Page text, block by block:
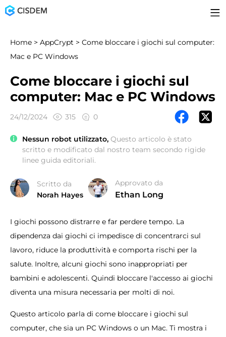
Home > AppCrypt > Come bloccare i giochi sul computer:
Mac e PC Windows
Come bloccare i giochi sul
computer: Mac e PC Windows
24/12/2024 315 0
Nessun robot utilizzato, Questo articolo è stato
scritto e modificato dal nostro team secondo rigide
linee guida editoriali.
Scritto da
Norah Hayes
Approvato da
Ethan Long
I giochi possono distrarre e far perdere tempo. La
dipendenza dai giochi ci impedisce di concentrarci sul
lavoro, riduce la produttività e comporta rischi per la
salute. Inoltre, alcuni giochi sono inappropriati per
bambini e adolescenti. Quindi bloccare l'accesso ai giochi
diventa una misura necessaria per molti di noi.
Questo articolo parla di come bloccare i giochi sul
computer, che sia un PC Windows o un Mac. Ti mostra i